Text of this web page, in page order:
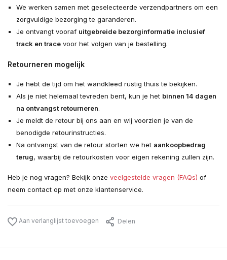
We werken samen met geselecteerde verzendpartners om een
zorgvuldige bezorging te garanderen.
Je ontvangt vooraf uitgebreide bezorginformatie inclusief
track en tracevoor het volgen van je bestelling.
Retourneren mogelijk
Je hebt de tijd om het wandkleed rustig thuis te bekijken.
Als je niet helemaal tevreden bent, kun je het binnen 14 dagen
na ontvangst retourneren.
Je meldt de retour bij ons aan en wij voorzien je van de
benodigde retourinstructies.
Na ontvangst van de retour storten we het aankoopbedrag
terug, waarbij de retourkosten voor eigen rekening zullen zijn.
Heb je nog vragen? Bekijk onze veelgestelde vragen (FAQs) of
neem contact op met onze klantenservice.
Aan verlanglijst toevoegen Delen